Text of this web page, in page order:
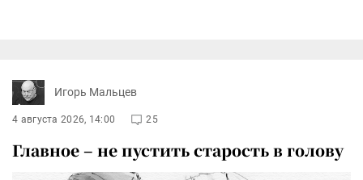
Игорь Мальцев
4 августа 2026, 14:00 25
Главное – не пустить старость в голову